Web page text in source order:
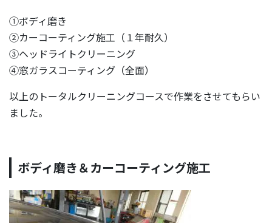
①ボディ磨き
②カーコーティング施工（１年耐久）
③ヘッドライトクリーニング
④窓ガラスコーティング（全面）
以上のトータルクリーニングコースで作業をさせてもらい
ました。
ボディ磨き＆カーコーティング施工